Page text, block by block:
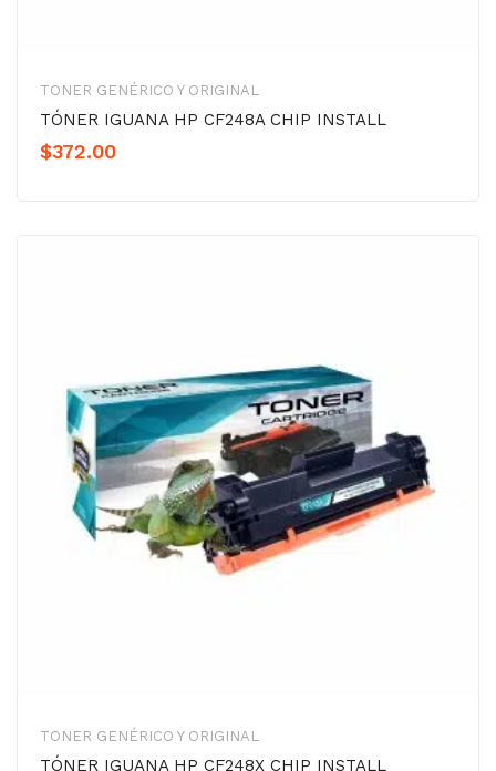
TONER GENÉRICO Y ORIGINAL
TÓNER IGUANA HP CF248A CHIP INSTALL
$372.00
TONER GENÉRICO Y ORIGINAL
TÓNER IGUANA HP CF248X CHIP INSTALL